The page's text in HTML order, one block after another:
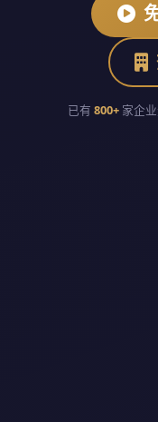
已有 800+家企业